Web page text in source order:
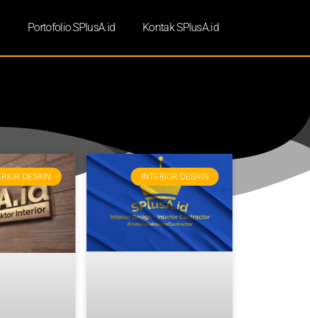
Portofolio SPlusA.id Kontak SPlusA.id
DESAIN INTERIOR DESAIN